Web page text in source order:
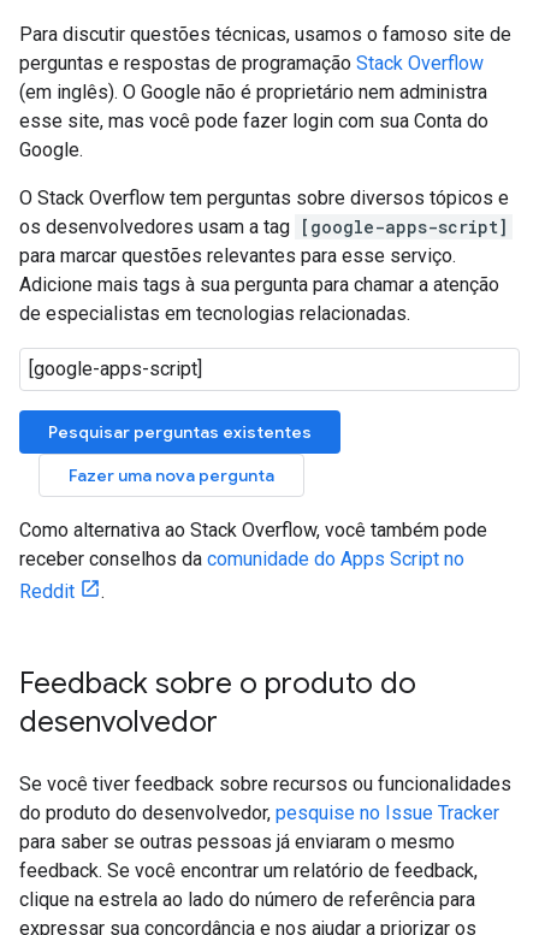
Para discutir questões técnicas, usamos o famoso site de
perguntas e respostas de programação Stack Overflow
(em inglês). O Google não é proprietário nem administra
esse site, mas você pode fazer login com sua Conta do
Google.
O Stack Overflow tem perguntas sobre diversos tópicos e
os desenvolvedores usam a tag [google-apps-script]
para marcar questões relevantes para esse serviço.
Adicione mais tags à sua pergunta para chamar a atenção
de especialistas em tecnologias relacionadas.
Pesquisar perguntas existentes
Fazer uma nova pergunta
Como alternativa ao Stack Overflow, você também pode
receber conselhos da comunidade do Apps Script no
Reddit
.
Feedback sobre o produto do
desenvolvedor
Se você tiver feedback sobre recursos ou funcionalidades
do produto do desenvolvedor, pesquise no Issue Tracker
para saber se outras pessoas já enviaram o mesmo
feedback. Se você encontrar um relatório de feedback,
clique na estrela ao lado do número de referência para
expressar sua concordância e nos ajudar a priorizar os